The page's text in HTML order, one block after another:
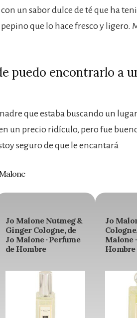
un sabor dulce de té que ha
que lo hace fresco y ligero.
puedo encontrarlo a
que estaba buscando un
un precio ridículo, pero fue
seguro de que le encantará
Jo Malone Nutmeg &
Ginger Cologne, de
Jo Malone · Perfume
de Hombre
Jo
Malone
Hombre